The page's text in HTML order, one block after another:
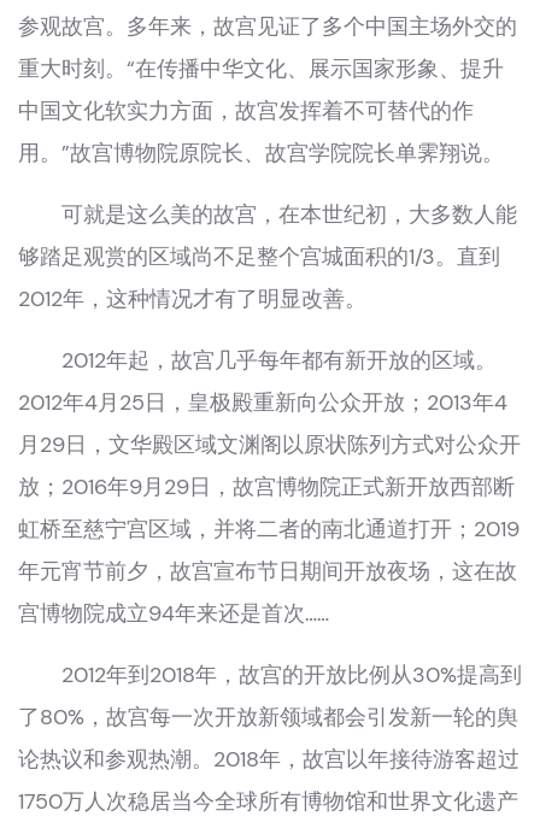
参观故宫。多年来，故宫见证了多个中国主场外交的
重大时刻。“在传播中华文化、展示国家形象、提升
中国文化软实力方面，故宫发挥着不可替代的作
用。”故宫博物院原院长、故宫学院院长单霁翔说。
可就是这么美的故宫，在本世纪初，大多数人能
够踏足观赏的区域尚不足整个宫城面积的1/3。直到
2012年，这种情况才有了明显改善。
2012年起，故宫几乎每年都有新开放的区域。
2012年4月25日，皇极殿重新向公众开放；2013年4
月29日，文华殿区域文渊阁以原状陈列方式对公众开
放；2016年9月29日，故宫博物院正式新开放西部断
虹桥至慈宁宫区域，并将二者的南北通道打开；2019
年元宵节前夕，故宫宣布节日期间开放夜场，这在故
宫博物院成立94年来还是首次……
2012年到2018年，故宫的开放比例从30%提高到
了80%，故宫每一次开放新领域都会引发新一轮的舆
论热议和参观热潮。2018年，故宫以年接待游客超过
1750万人次稳居当今全球所有博物馆和世界文化遗产